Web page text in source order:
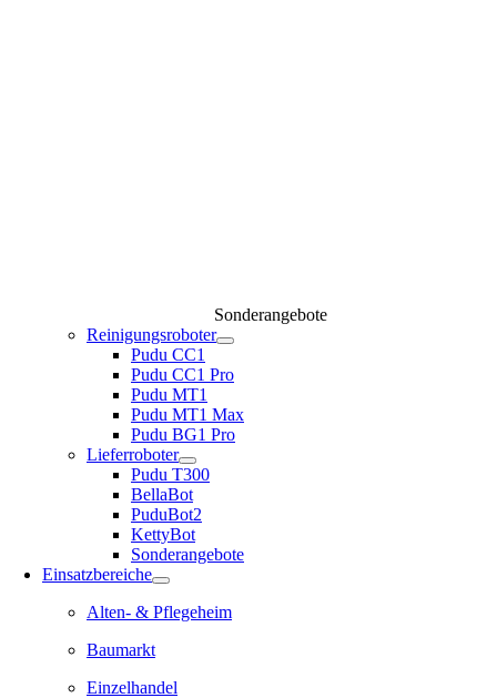
Sonderangebote
Reinigungsroboter
Pudu CC1
Pudu CC1 Pro
Pudu MT1
Pudu MT1 Max
Pudu BG1 Pro
Lieferroboter
Pudu T300
BellaBot
PuduBot2
KettyBot
Sonderangebote
Einsatzbereiche
Alten- & Pflegeheim
Baumarkt
Einzelhandel